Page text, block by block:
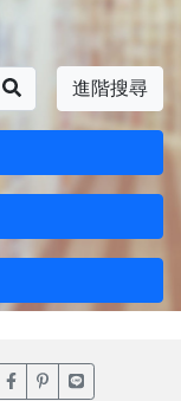
進階搜尋
臉書分享(另開新視窗)
噗浪分享(另開新
Line分享(另